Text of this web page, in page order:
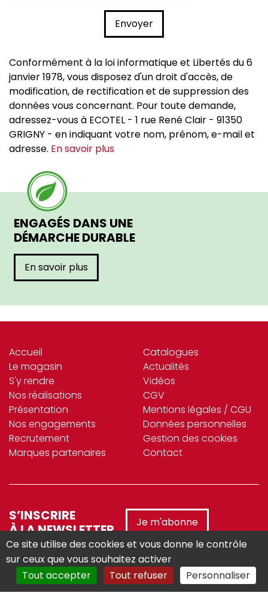
Conformément à la loi informatique et Libertés du 6
janvier 1978, vous disposez d'un droit d'accès, de
modification, de rectification et de suppression des
données vous concernant. Pour toute demande,
adressez-vous à ECOTEL - 1 rue René Clair - 91350
GRIGNY - en indiquant votre nom, prénom, e-mail et
adresse. En savoir plus
ENGAGÉS DANS UNE
DÉMARCHE DURABLE
En savoir plus
Accueil
Le magasin
S'y rendre
Nos réalisations
Présentation
Nos engagements
Recrutement
Marques partenaires
Catalogues
Actualités
Vidéos
CGV
Mentions légales / CGU
Données personnelles
Gestion des cookies
Contact
S’INSCRIRE
À LA NEWSLETTER
Je m'abonne
Réalisé avec :
Ce site utilise des cookies et vous donne le contrôle
sur ceux que vous souhaitez activer
Tout accepter
Tout refuser Personnaliser